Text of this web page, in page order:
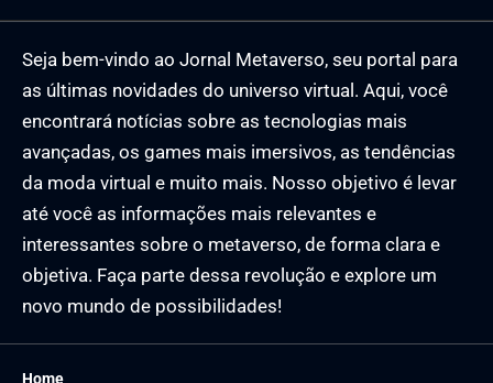
Seja bem-vindo ao Jornal Metaverso, seu portal para
as últimas novidades do universo virtual. Aqui, você
encontrará notícias sobre as tecnologias mais
avançadas, os games mais imersivos, as tendências
da moda virtual e muito mais. Nosso objetivo é levar
até você as informações mais relevantes e
interessantes sobre o metaverso, de forma clara e
objetiva. Faça parte dessa revolução e explore um
novo mundo de possibilidades!
Home